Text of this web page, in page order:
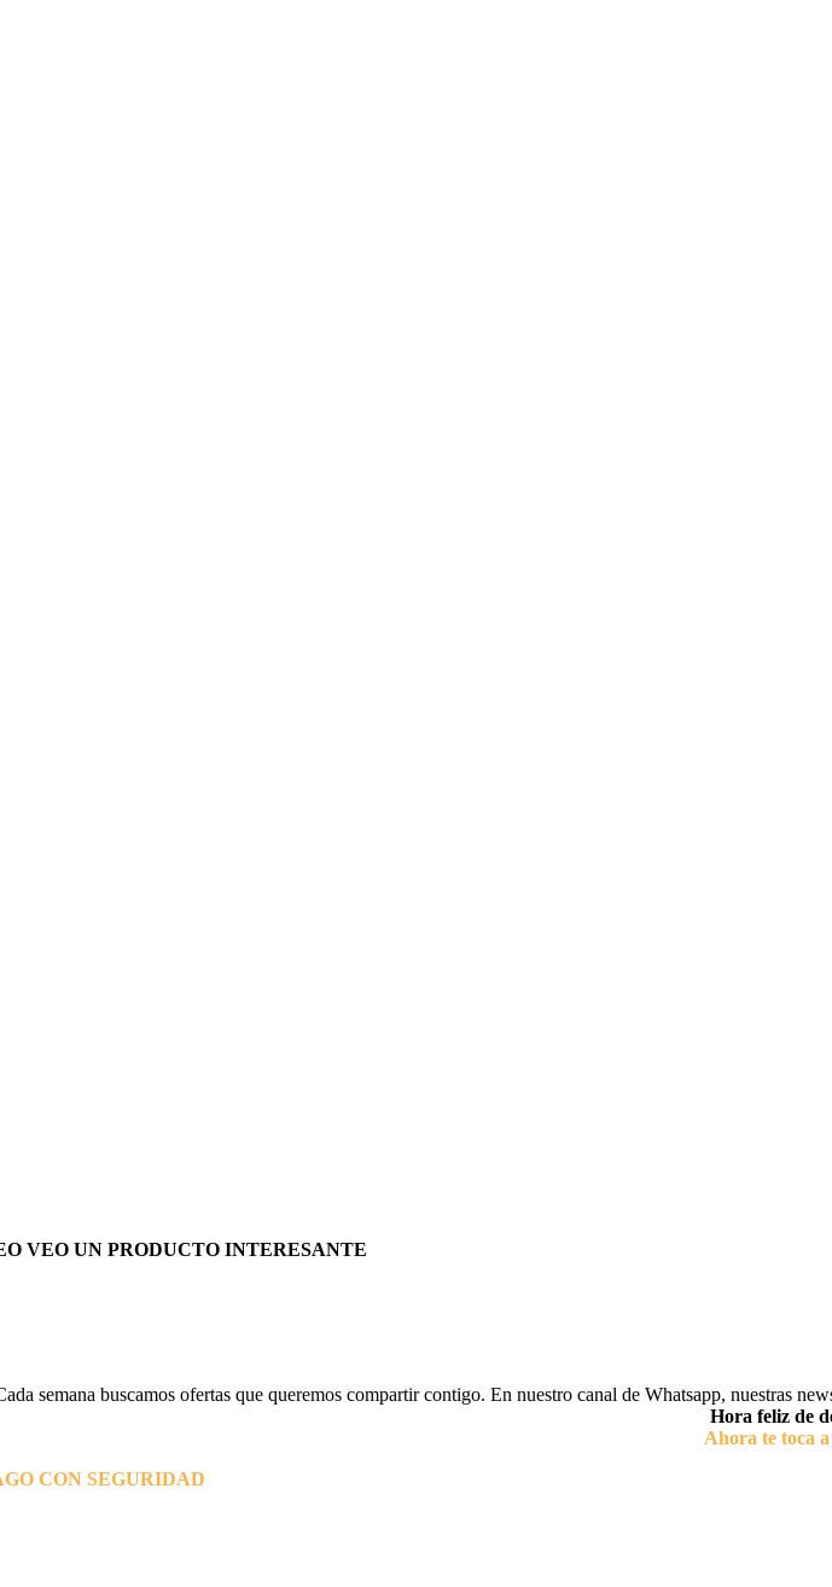
VEO UN PRODUCTO INTERESANTE
semana buscamos ofertas que queremos compartir contigo. En nuestro canal de Whatsapp, nuestras
Hora feliz de
Ahora te toca
CON SEGURIDAD